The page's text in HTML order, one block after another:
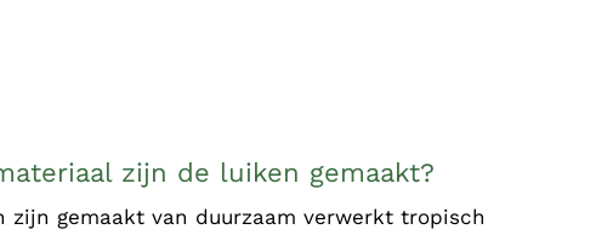
zijn de luiken gemaakt?
zijn gemaakt van duurzaam verwerkt tropisch